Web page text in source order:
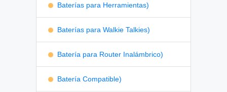
Baterías para Herramientas)
Baterías para Walkie Talkies)
Batería para Router Inalámbrico)
Batería Compatible)